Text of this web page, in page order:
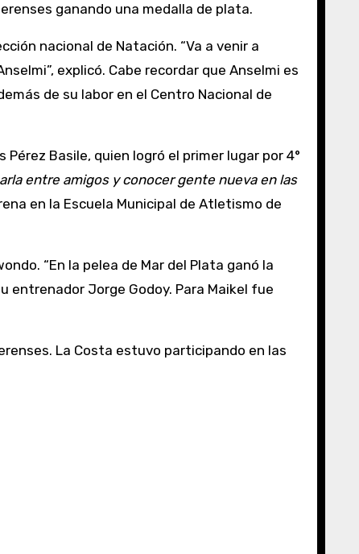
ganando una medalla de plata.
nacional de Natación. “Va a venir a
explicó. Cabe recordar que Anselmi es
de su labor en el Centro Nacional de
Basile, quien logró el primer lugar por 4°
entre amigos y conocer gente nueva en las
en la Escuela Municipal de Atletismo de
“En la pelea de Mar del Plata ganó la
entrenador Jorge Godoy. Para Maikel fue
La Costa estuvo participando en las